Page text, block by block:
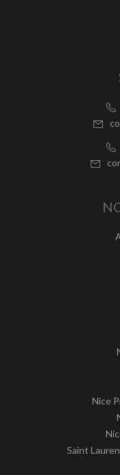
Nice
Saint